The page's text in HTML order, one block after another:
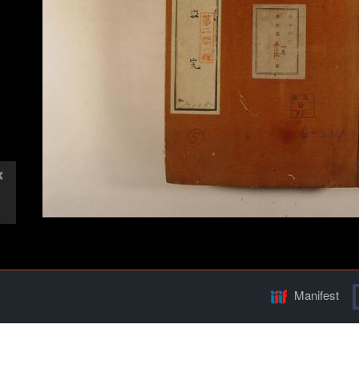
Manifest